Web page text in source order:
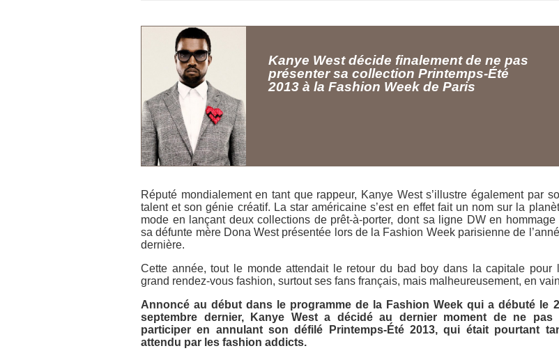
Kanye West décide finalement de ne pas
présenter sa collection Printemps-Été
2013 à la Fashion Week de Paris
Réputé mondialement en tant que rappeur, Kanye West s’illustre également par
talent et son génie créatif. La star américaine s’est en effet fait un nom sur la
mode en lançant deux collections de prêt-à-porter, dont sa ligne DW en hommage
sa défunte mère Dona West présentée lors de la Fashion Week parisienne de
dernière.
Cette année, tout le monde attendait le retour du bad boy dans la capitale pour
grand rendez-vous fashion, surtout ses fans français, mais malheureusement, en
Annoncé au début dans le programme de la Fashion Week qui a débuté le
septembre dernier, Kanye West a décidé au dernier moment de ne pas
participer en annulant son défilé Printemps-Été 2013, qui était pourtant
attendu par les fashion addicts.